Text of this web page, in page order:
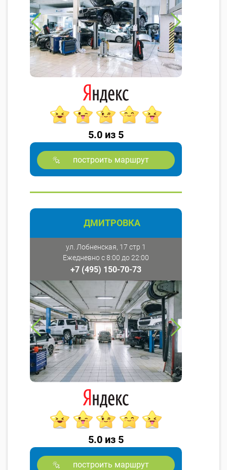
5.0 из 5
построить маршрут
ДМИТРОВКА
ул. Лобненская, 17 стр 1
Ежедневно с 8:00 до 22:00
+7 (495) 150-70-73
5.0 из 5
построить маршрут